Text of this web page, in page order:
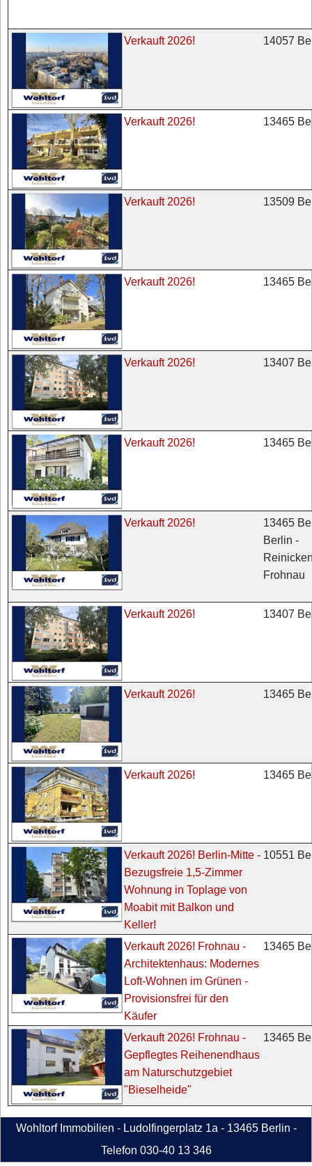
Verkauft 2026! 14057
Verkauft 2026! 13465
Verkauft 2026! 13509
Verkauft 2026! 13465
Verkauft 2026! 13407
Verkauft 2026! 13465
Verkauft 2026!
13465
Berlin -
Frohnau
Verkauft 2026! 13407
Verkauft 2026! 13465
Verkauft 2026! 13465
Verkauft 2026! Berlin-Mitte -
Bezugsfreie 1,5-Zimmer
Wohnung in Toplage von
Moabit mit Balkon und
Keller!
10551
Verkauft 2026! Frohnau -
Architektenhaus: Modernes
Loft-Wohnen im Grünen -
Provisionsfrei für den
Käufer
13465
Verkauft 2026! Frohnau -
Gepflegtes Reihenendhaus
am Naturschutzgebiet
"Bieselheide"
13465
Wohltorf Immobilien - Ludolfingerplatz 1a - 13465 Berlin -
Telefon 030-40 13 346